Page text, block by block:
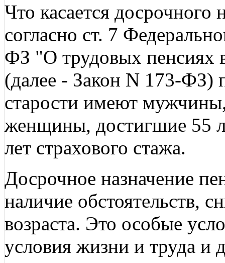
Что касается досрочного
согласно ст. 7
ФЗ "О трудовых пенсиях
(далее - Закон N 173-ФЗ)
старости имеют
женщины, достигшие 55
лет страхового стажа.
Досрочное назначение
наличие обстоятельств,
возраста. Это особые
условия жизни и труда и